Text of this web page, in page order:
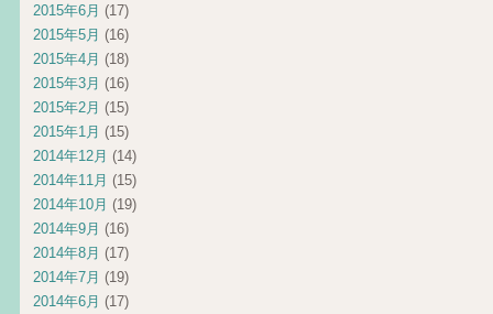
2015年6月 (17)
2015年5月 (16)
2015年4月 (18)
2015年3月 (16)
2015年2月 (15)
2015年1月 (15)
2014年12月 (14)
2014年11月 (15)
2014年10月 (19)
2014年9月 (16)
2014年8月 (17)
2014年7月 (19)
2014年6月 (17)